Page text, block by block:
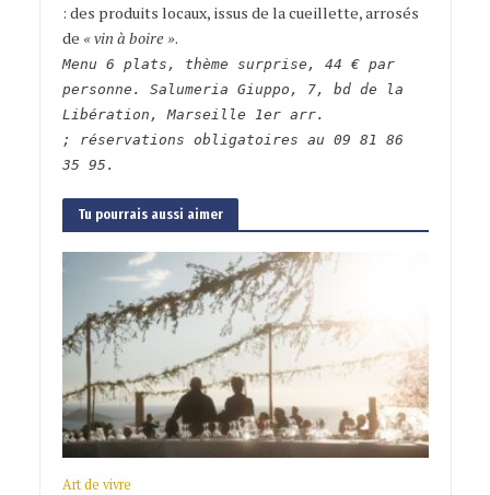
: des produits locaux, issus de la cueillette, arrosés
de « vin à boire ».
Menu 6 plats, thème surprise, 44 € par
personne. Salumeria Giuppo, 7, bd de la
Libération, Marseille 1er arr.
; réservations obligatoires au 09 81 86
35 95.
Tu pourrais aussi aimer
Art de vivre